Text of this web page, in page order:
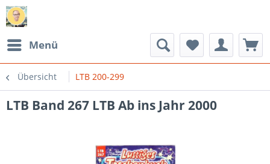
Menü
Übersicht LTB 200-299
LTB Band 267 LTB Ab ins Jahr 2000